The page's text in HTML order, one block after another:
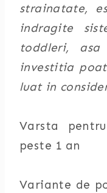
strainatate,
indragite
toddleri,
investitia
luat in
Varsta
peste 1 an
Variante de